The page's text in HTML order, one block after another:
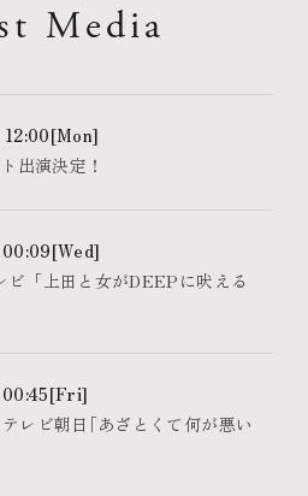
Media
[Mon]
出演決定！
[Wed]
「上田と女がDEEPに吠える
[Fri]
レビ朝日｢あざとくて何が悪い